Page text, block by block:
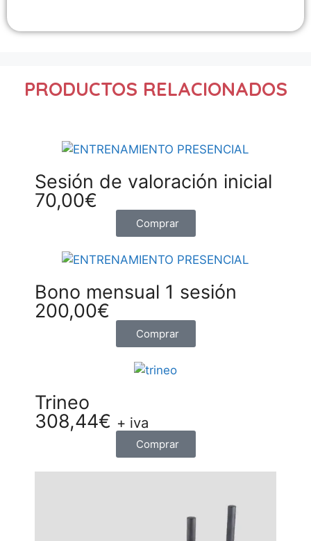
PRODUCTOS RELACIONADOS
Sesión de valoración inicial
70,00€
Comprar
Bono mensual 1 sesión
200,00€
Comprar
Trineo
308,44€ + iva
Comprar